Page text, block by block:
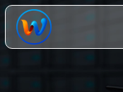
Chuyển
đến
dung